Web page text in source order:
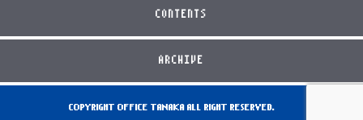
CONTENTS
ARCHIVE
COPYRIGHT OFFICE TANAKA ALL RIGHT RESERVED.